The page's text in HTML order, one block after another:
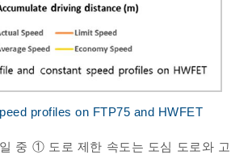
profiles on FTP75 and HWFET
중 ① 도로 제한 속도는 도심 도로와